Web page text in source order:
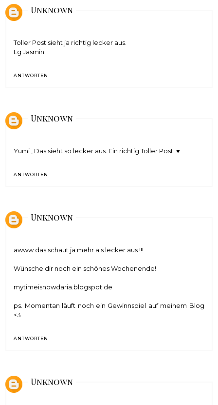
Unknown
Toller Post sieht ja richtig lecker aus.
Lg Jasmin
ANTWORTEN
Unknown
Yumi , Das sieht so lecker aus. Ein richtig Toller Post. ♥
ANTWORTEN
Unknown
awww das schaut ja mehr als lecker aus !!!
Wünsche dir noch ein schönes Wochenende!
mytimeisnowdaria.blogspot.de
ps. Momentan läuft noch ein Gewinnspiel auf meinem Blog
<3
ANTWORTEN
Unknown